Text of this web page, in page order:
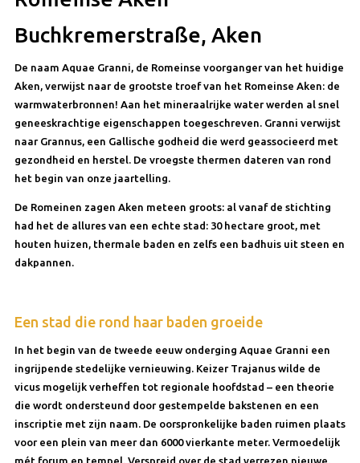
Buchkremerstraße, Aken
De naam Aquae Granni, de Romeinse voorganger van het huidige
Aken, verwijst naar de grootste troef van het Romeinse Aken: de
warmwaterbronnen! Aan het mineraalrijke water werden al snel
geneeskrachtige eigenschappen toegeschreven. Granni verwijst
naar Grannus, een Gallische godheid die werd geassocieerd met
gezondheid en herstel. De vroegste thermen dateren van rond
het begin van onze jaartelling.
De Romeinen zagen Aken meteen groots: al vanaf de stichting
had het de allures van een echte stad: 30 hectare groot, met
houten huizen, thermale baden en zelfs een badhuis uit steen en
dakpannen.
Een stad die rond haar baden groeide
In het begin van de tweede eeuw onderging Aquae Granni een
ingrijpende stedelijke vernieuwing. Keizer Trajanus wilde de
vicus mogelijk verheffen tot regionale hoofdstad – een theorie
die wordt ondersteund door gestempelde bakstenen en een
inscriptie met zijn naam. De oorspronkelijke baden ruimen plaats
voor een plein van meer dan 6000 vierkante meter. Vermoedelijk
mét forum en tempel. Verspreid over de stad verrezen nieuwe,